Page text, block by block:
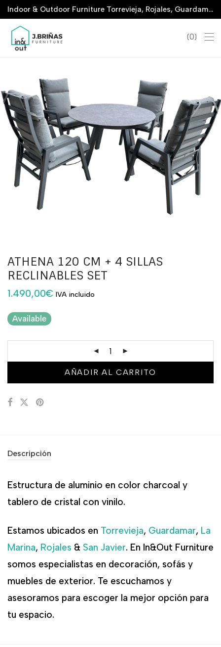
Indoor & Outdoor Furniture Torrevieja, Rojales, Guardamar, La Marina & San Javier
0
ATHENA 120 CM + 4 SILLAS
RECLINABLES SET
1.490,00€ IVA incluido
Available
AÑADIR AL CARRITO
Descripción
Estructura de aluminio en color charcoal y
tablero de cristal con vinilo.
Estamos ubicados en Torrevieja, Guardamar, La
Marina, Rojales & San Javier. En In&Out Furniture
somos especialistas en decoración, sofás y
muebles de exterior. Te escuchamos y
asesoramos para escoger la mejor opción para
tu espacio.